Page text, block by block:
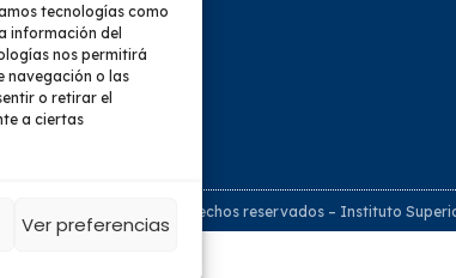
tecnologías como
información del
nos permitirá
navegación o las
o retirar el
a ciertas
Ver preferencias
© 2023 Todos los derechos reservados – Instituto